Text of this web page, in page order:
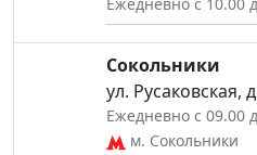
Ежедневно с 10.00
Сокольники
ул. Русаковская,
Ежедневно с 09.00
м. Сокольники